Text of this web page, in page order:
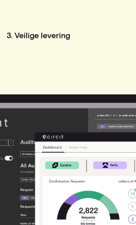
3. Veilige levering